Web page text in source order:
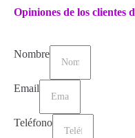
Opiniones de los clientes
Nombre
Email
Teléfono